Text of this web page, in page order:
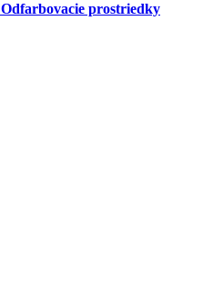
Odfarbovacie prostriedky